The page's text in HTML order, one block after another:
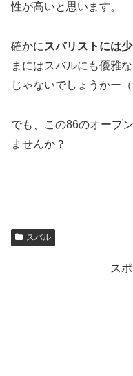
性が高いと思います。
確かに スバリストには
まにはスバルにも優雅
じゃないでしょうかー（
でも、この86のオープ
ませんか？
スバル
ス